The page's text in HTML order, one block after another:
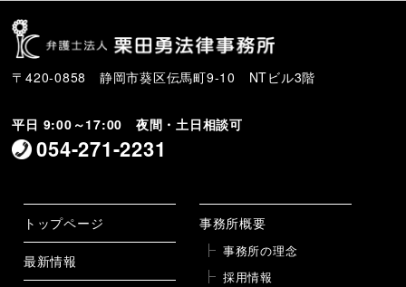
〒420-0858 静岡市葵区伝馬町9-10 NTビル3階
平日 9:00～17:00 夜間・土日相談可
054-271-2231
トップページ
最新情報
事務所概要
事務所の理念
採用情報